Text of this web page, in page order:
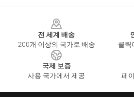
전 세계 배송
200개 이상의 국가로 배송
클릭
국제 보증
사용 국가에서 제공
페